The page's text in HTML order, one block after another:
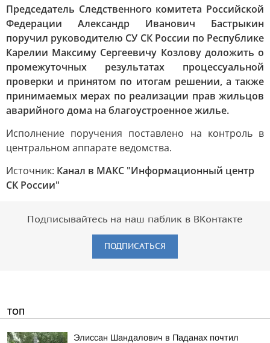
Председатель Следственного комитета Российской
Федерации Александр Иванович Бастрыкин
поручил руководителю СУ СК России по Республике
Карелии Максиму Сергеевичу Козлову доложить о
промежуточных результатах процессуальной
проверки и принятом по итогам решении, а также
принимаемых мерах по реализации прав жильцов
аварийного дома на благоустроенное жилье.
Исполнение поручения поставлено на контроль в
центральном аппарате ведомства.
Источник: Канал в МАКС "Информационный центр
СК России"
Подписывайтесь на наш паблик в ВКонтакте
ПОДПИСАТЬСЯ
ТОП
Элиссан Шандалович в Паданах почтил